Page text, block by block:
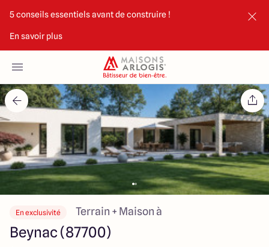
5 conseils essentiels avant de construire !
En savoir plus
Nos maisons
Nos annonces
Votre projet
Qui sommes-nous
En exclusivité Terrain + Maison à
Beynac (87700)